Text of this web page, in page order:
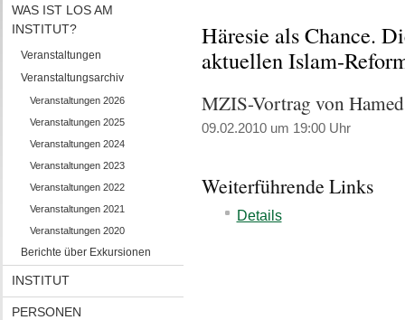
WAS IST LOS AM
INSTITUT?
Veranstaltungen
Veranstaltungsarchiv
Veranstaltungen 2026
Veranstaltungen 2025
Veranstaltungen 2024
Veranstaltungen 2023
Veranstaltungen 2022
Veranstaltungen 2021
Veranstaltungen 2020
Berichte über Exkursionen
INSTITUT
PERSONEN
Häresie als Chance.
aktuellen Islam-
MZIS-Vortrag von
09.02.2010 um 19:00 Uhr
Weiterführende Links
Details